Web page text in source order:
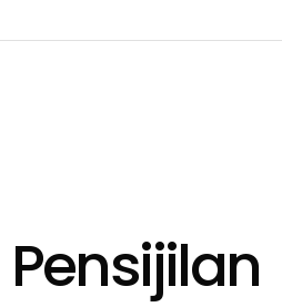
Pensijilan